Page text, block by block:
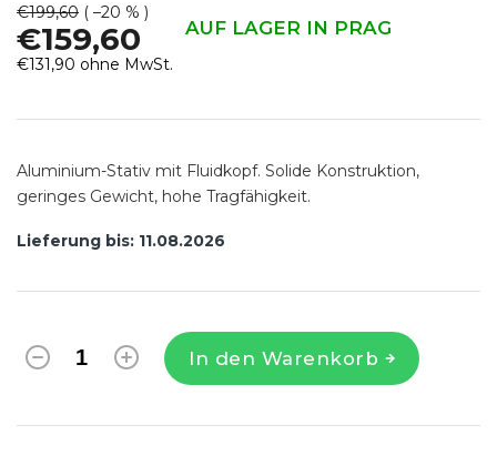
€199,60 ( –20 % )
€159,60 AUF LAGER IN PRAG
€131,90 ohne MwSt.
Lieferung bis: 11.08.2026
In den Warenkorb
Aluminium-Stativ mit Fluidkopf. Solide Konstruktion,
geringes Gewicht, hohe Tragfähigkeit.